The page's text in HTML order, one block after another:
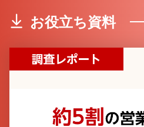
お役立ち資料